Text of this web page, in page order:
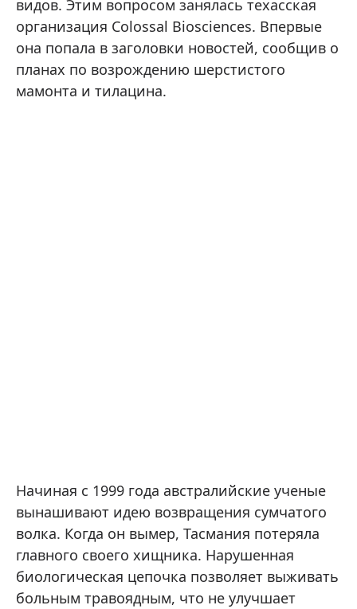
видов. Этим вопросом занялась техасская
организация Colossal Biosciences. Впервые
она попала в заголовки новостей, сообщив о
планах по возрождению шерстистого
мамонта и тилацина.
Начиная с 1999 года австралийские ученые
вынашивают идею возвращения сумчатого
волка. Когда он вымер, Тасмания потеряла
главного своего хищника. Нарушенная
биологическая цепочка позволяет выживать
больным травоядным, что не улучшает